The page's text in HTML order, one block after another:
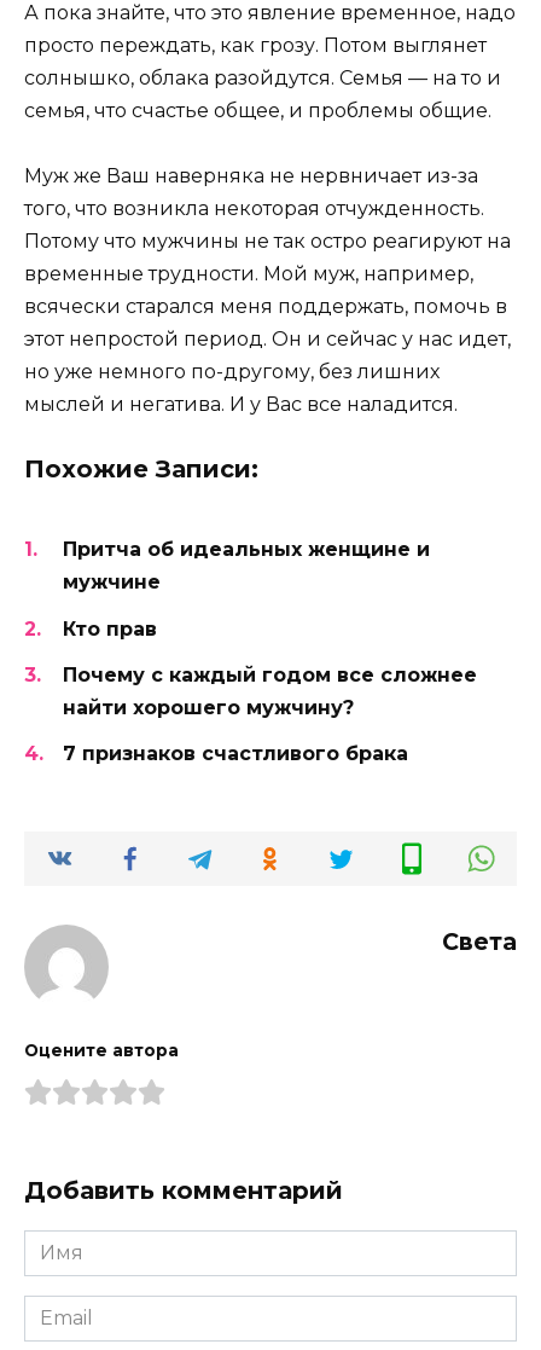
А пока знайте, что это явление временное, надо
просто переждать, как грозу. Потом выглянет
солнышко, облака разойдутся. Семья — на то и
семья, что счастье общее, и проблемы общие.
Муж же Ваш наверняка не нервничает из-за
того, что возникла некоторая отчужденность.
Потому что мужчины не так остро реагируют на
временные трудности. Мой муж, например,
всячески старался меня поддержать, помочь в
этот непростой период. Он и сейчас у нас идет,
но уже немного по-другому, без лишних
мыслей и негатива. И у Вас все наладится.
Похожие Записи:
Притча об идеальных женщине и
мужчине
Кто прав
Почему с каждый годом все сложнее
найти хорошего мужчину?
7 признаков счастливого брака
Света
Оцените автора
Добавить комментарий
Имя
*
Email
*